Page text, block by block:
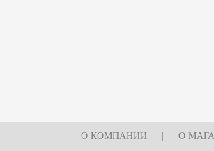
О КОМПАНИИ О